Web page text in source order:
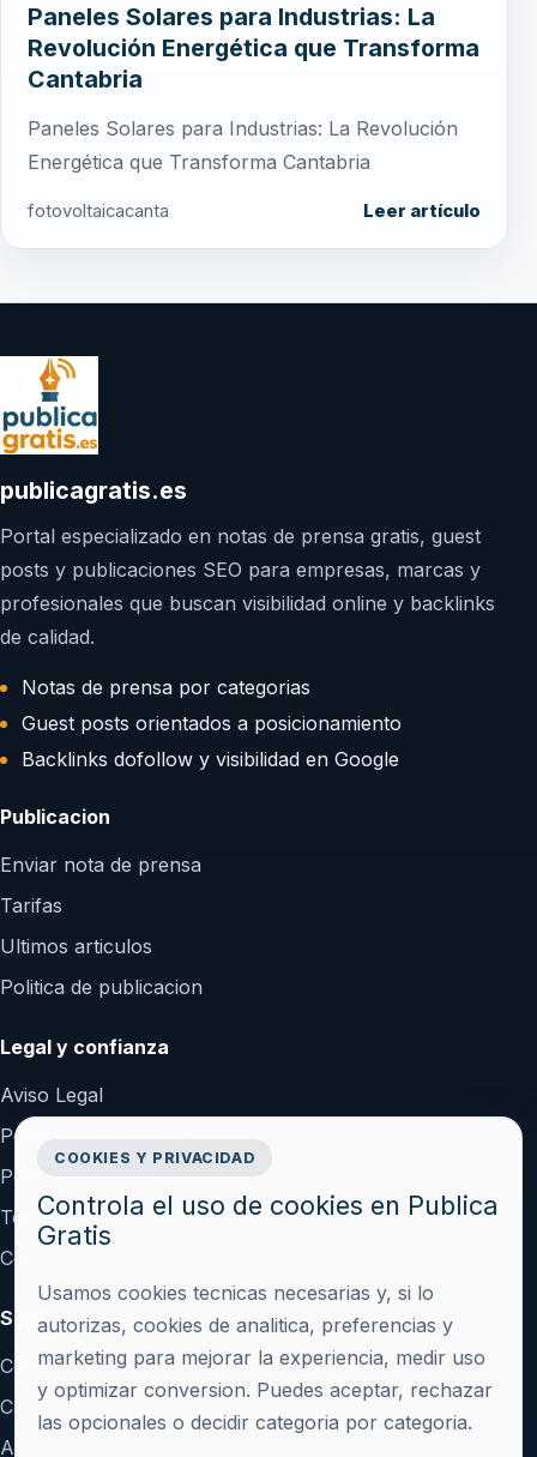
Paneles Solares para Industrias: La
Revolución Energética que Transforma
Cantabria
Paneles Solares para Industrias: La Revolución
Energética que Transforma Cantabria
fotovoltaicacanta Leer artículo
publicagratis.es
Portal especializado en notas de prensa gratis, guest
posts y publicaciones SEO para empresas, marcas y
profesionales que buscan visibilidad online y backlinks
de calidad.
Notas de prensa por categorias
Guest posts orientados a posicionamiento
Backlinks dofollow y visibilidad en Google
Publicacion
Enviar nota de prensa
Tarifas
Ultimos articulos
Politica de publicacion
Legal y confianza
Aviso Legal
Politica de Privacidad
Politica de Cookies
Terminos y Condiciones
Configurar cookies
Soporte
Contacto
Crear cuenta
Acceder
COOKIES Y PRIVACIDAD
Controla el uso de cookies en Publica
Gratis
Usamos cookies tecnicas necesarias y, si lo
autorizas, cookies de analitica, preferencias y
marketing para mejorar la experiencia, medir uso
y optimizar conversion. Puedes aceptar, rechazar
las opcionales o decidir categoria por categoria.